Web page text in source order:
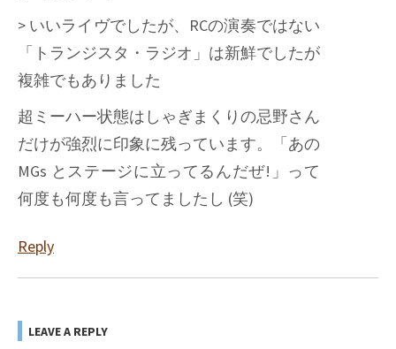
> いいライヴでしたが、RCの演奏ではない
「トランジスタ・ラジオ」は新鮮でしたが
複雑でもありました
超ミーハー状態はしゃぎまくりの忌野さん
だけが強烈に印象に残っています。「あの
MGs とステージに立ってるんだぜ!」って
何度も何度も言ってましたし (笑)
Reply
LEAVE A REPLY